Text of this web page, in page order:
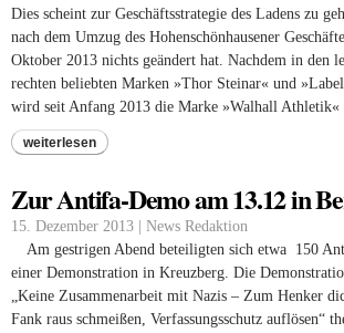
Dies scheint zur Geschäftsstrategie des Ladens zu
nach dem Umzug des Hohenschönhausener
Oktober 2013 nichts geändert hat. Nachdem in den
rechten beliebten Marken »Thor Steinar« und
wird seit Anfang 2013 die Marke »Walhall Athletik«
weiterlesen
Zur Antifa-Demo am 13.12 in
15. Dezember 2013 | News Redaktion
Am gestrigen Abend beteiligten sich etwa 150
einer Demonstration in Kreuzberg. Die
„Keine Zusammenarbeit mit Nazis – Zum Henker
Fank raus schmeißen, Verfassungsschutz auflösen“